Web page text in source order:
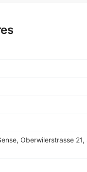
Oberwilerstrasse